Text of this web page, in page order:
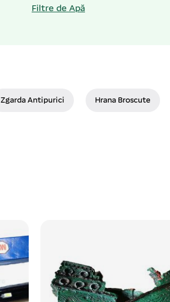
Filtre de Apă
Zgarda Antipurici Hrana Broscute